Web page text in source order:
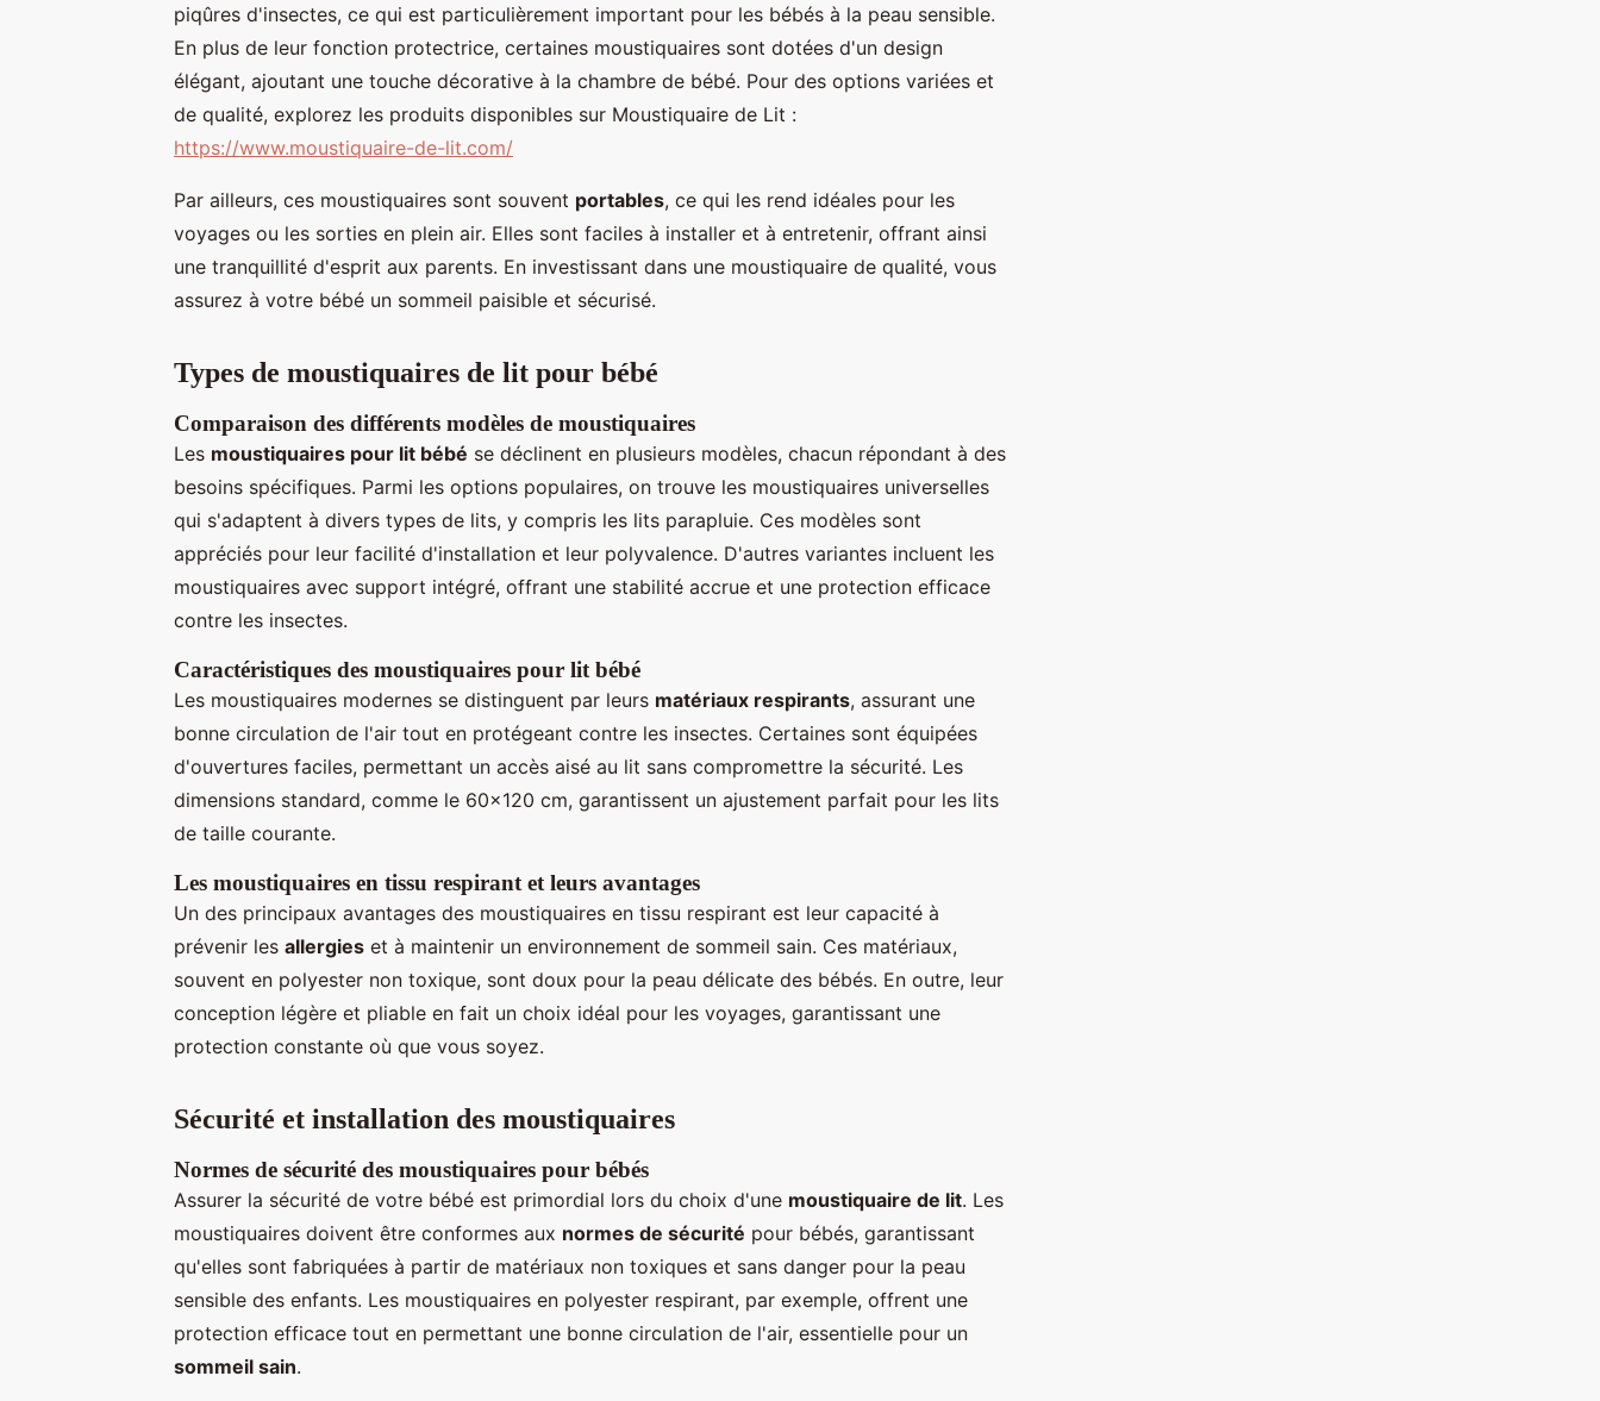
piqûres d'insectes, ce qui est particulièrement important pour les bébés à la peau sensible.
En plus de leur fonction protectrice, certaines moustiquaires sont dotées d'un design
élégant, ajoutant une touche décorative à la chambre de bébé. Pour des options variées et
de qualité, explorez les produits disponibles sur Moustiquaire de Lit :
https://www.moustiquaire-de-lit.com/
Par ailleurs, ces moustiquaires sont souvent portables, ce qui les rend idéales pour les
voyages ou les sorties en plein air. Elles sont faciles à installer et à entretenir, offrant ainsi
une tranquillité d'esprit aux parents. En investissant dans une moustiquaire de qualité, vous
assurez à votre bébé un sommeil paisible et sécurisé.
Types de moustiquaires de lit pour bébé
Comparaison des différents modèles de moustiquaires
Les moustiquaires pour lit bébé se déclinent en plusieurs modèles, chacun répondant à des
besoins spécifiques. Parmi les options populaires, on trouve les moustiquaires universelles
qui s'adaptent à divers types de lits, y compris les lits parapluie. Ces modèles sont
appréciés pour leur facilité d'installation et leur polyvalence. D'autres variantes incluent les
moustiquaires avec support intégré, offrant une stabilité accrue et une protection efficace
contre les insectes.
Caractéristiques des moustiquaires pour lit bébé
Les moustiquaires modernes se distinguent par leurs matériaux respirants, assurant une
bonne circulation de l'air tout en protégeant contre les insectes. Certaines sont équipées
d'ouvertures faciles, permettant un accès aisé au lit sans compromettre la sécurité. Les
dimensions standard, comme le 60x120 cm, garantissent un ajustement parfait pour les lits
de taille courante.
Les moustiquaires en tissu respirant et leurs avantages
Un des principaux avantages des moustiquaires en tissu respirant est leur capacité à
prévenir les allergies et à maintenir un environnement de sommeil sain. Ces matériaux,
souvent en polyester non toxique, sont doux pour la peau délicate des bébés. En outre, leur
conception légère et pliable en fait un choix idéal pour les voyages, garantissant une
protection constante où que vous soyez.
Sécurité et installation des moustiquaires
Normes de sécurité des moustiquaires pour bébés
Assurer la sécurité de votre bébé est primordial lors du choix d'une moustiquaire de lit. Les
moustiquaires doivent être conformes aux normes de sécurité pour bébés, garantissant
qu'elles sont fabriquées à partir de matériaux non toxiques et sans danger pour la peau
sensible des enfants. Les moustiquaires en polyester respirant, par exemple, offrent une
protection efficace tout en permettant une bonne circulation de l'air, essentielle pour un
sommeil sain.